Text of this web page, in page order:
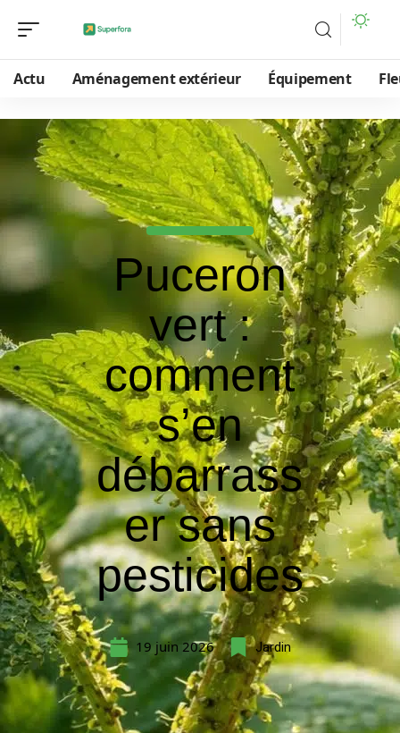
Actu Aménagement extérieur Équipement
Puceron
vert :
comment
s’en
débarrass
er sans
pesticides
19 juin 2026 Jardin